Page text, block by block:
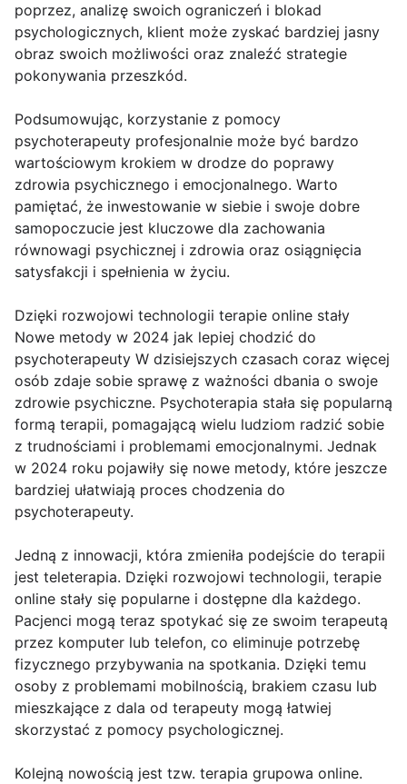
poprzez, analizę swoich ograniczeń i blokad
psychologicznych, klient może zyskać bardziej jasny
obraz swoich możliwości oraz znaleźć strategie
pokonywania przeszkód.
Podsumowując, korzystanie z pomocy
psychoterapeuty profesjonalnie może być bardzo
wartościowym krokiem w drodze do poprawy
zdrowia psychicznego i emocjonalnego. Warto
pamiętać, że inwestowanie w siebie i swoje dobre
samopoczucie jest kluczowe dla zachowania
równowagi psychicznej i zdrowia oraz osiągnięcia
satysfakcji i spełnienia w życiu.
Dzięki rozwojowi technologii terapie online stały
Nowe metody w 2024 jak lepiej chodzić do
psychoterapeuty W dzisiejszych czasach coraz więcej
osób zdaje sobie sprawę z ważności dbania o swoje
zdrowie psychiczne. Psychoterapia stała się popularną
formą terapii, pomagającą wielu ludziom radzić sobie
z trudnościami i problemami emocjonalnymi. Jednak
w 2024 roku pojawiły się nowe metody, które jeszcze
bardziej ułatwiają proces chodzenia do
psychoterapeuty.
Jedną z innowacji, która zmieniła podejście do terapii
jest teleterapia. Dzięki rozwojowi technologii, terapie
online stały się popularne i dostępne dla każdego.
Pacjenci mogą teraz spotykać się ze swoim terapeutą
przez komputer lub telefon, co eliminuje potrzebę
fizycznego przybywania na spotkania. Dzięki temu
osoby z problemami mobilnością, brakiem czasu lub
mieszkające z dala od terapeuty mogą łatwiej
skorzystać z pomocy psychologicznej.
Kolejną nowością jest tzw. terapia grupowa online.